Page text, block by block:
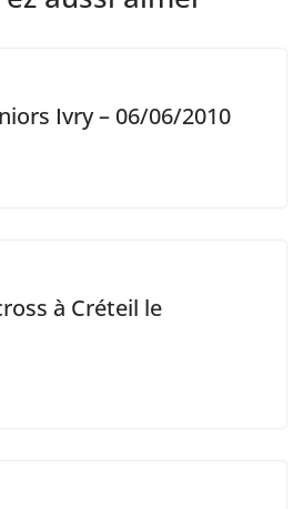
Ivry – 06/06/2010
à Créteil le